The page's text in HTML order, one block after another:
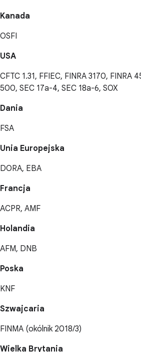
Kanada
OSFI
USA
CFTC 1.31, FFIEC, FINRA 3170, FINRA
500, SEC 17a-4, SEC 18a-6, SOX
Dania
FSA
Unia Europejska
DORA, EBA
Francja
ACPR, AMF
Holandia
AFM, DNB
Poska
KNF
Szwajcaria
FINMA (okólnik 2018/3)
Wielka Brytania